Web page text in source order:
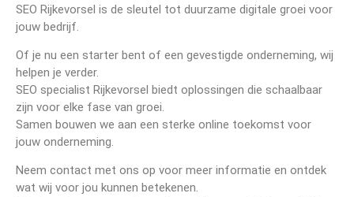
SEO Rijkevorsel is de sleutel tot duurzame digitale groei voor
jouw bedrijf.
Of je nu een starter bent of een gevestigde onderneming, wij
helpen je verder.
SEO specialist Rijkevorsel biedt oplossingen die schaalbaar
zijn voor elke fase van groei.
Samen bouwen we aan een sterke online toekomst voor
jouw onderneming.
Neem contact met ons op voor meer informatie en ontdek
wat wij voor jou kunnen betekenen.